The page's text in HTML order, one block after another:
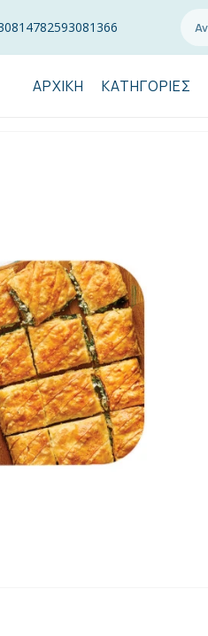
2593081366
ΑΡΧΙΚΉ ΚΑΤΗΓΟΡΊΕΣ